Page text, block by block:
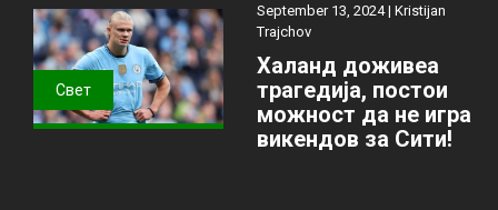
Свет
September 13, 2024 | Kristijan
Trajchov
Халанд доживеа
трагедија, постои
можност да не игра
викендов за Сити!